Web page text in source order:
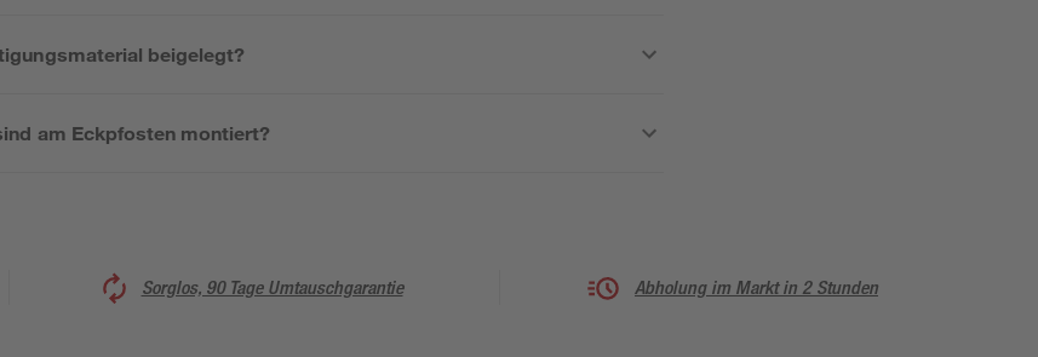
beigelegt?
am Eckpfosten montiert?
Sorglos, 90 Tage Umtauschgarantie Abholung im Markt in 2 Stunden